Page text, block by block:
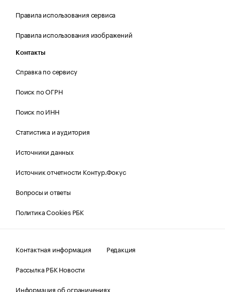
Правила использования сервиса
Правила использования изображений
Контакты
Справка по сервису
Поиск по ОГРН
Поиск по ИНН
Статистика и аудитория
Источники данных
Источник отчетности Контур.Фокус
Вопросы и ответы
Политика Cookies РБК
Контактная информация
Редакция
Рассылка РБК Новости
Информация об ограничениях